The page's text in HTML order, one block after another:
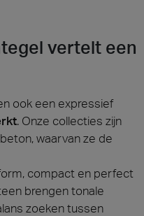
vertelt een
ook een expressief
. Onze collecties zijn
waarvan ze de
compact en perfect
brengen tonale
zoeken tussen